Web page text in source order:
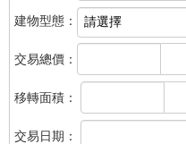
建物型態：
交易總價：
移轉面積：
交易日期：